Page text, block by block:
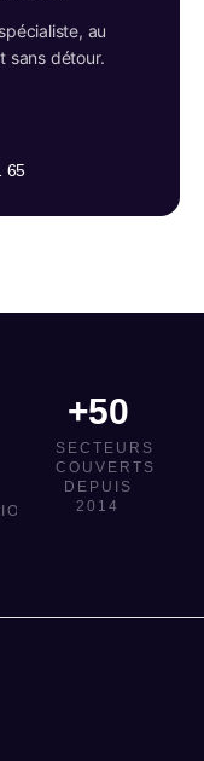
au
sans détour.
65
+50
SECTEURS
COUVERTS
DEPUIS
2014